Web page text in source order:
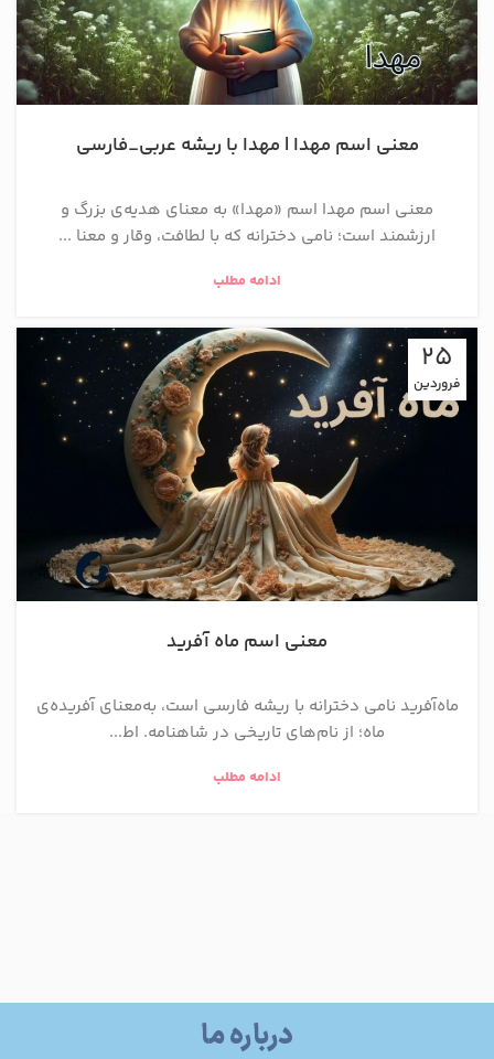
معنی اسم مهدا | مهدا با ریشه عربی_فارسی
معنی اسم مهدا اسم «مهدا» به معنای هدیه‌ی بزرگ و
ارزشمند است؛ نامی دخترانه که با لطافت، وقار و معنا ...
ادامه مطلب
25
فروردین
معنی اسم ماه آفرید
ماه‌آفرید نامی دخترانه با ریشه فارسی است، به‌معنای آفریده‌ی
ماه؛ از نام‌های تاریخی در شاهنامه. اط...
ادامه مطلب
درباره ما